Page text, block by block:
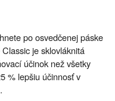
po osvedčenej páske
je sklovláknitá
účinok než všetky
% lepšiu účinnosť v